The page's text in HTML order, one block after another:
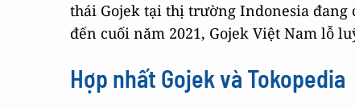
thái Gojek tại thị trường Indonesia đang
đến cuối năm 2021, Gojek Việt Nam lỗ
Hợp nhất Gojek và Tokopedia